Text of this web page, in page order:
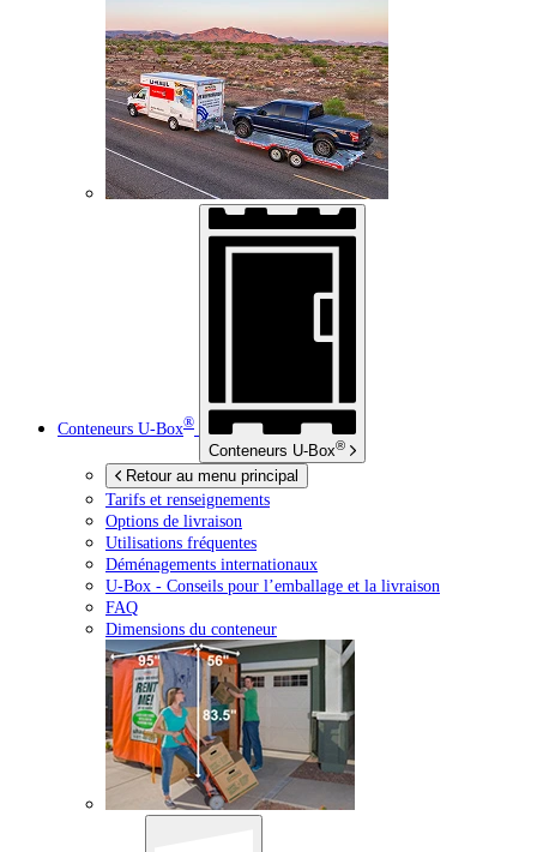
Conteneurs U-Box®
Conteneurs U-Box®
Retour au menu principal
Tarifs et renseignements
Options de livraison
Utilisations fréquentes
Déménagements internationaux
U-Box - Conseils pour l’emballage et la livraison
FAQ
Dimensions du conteneur